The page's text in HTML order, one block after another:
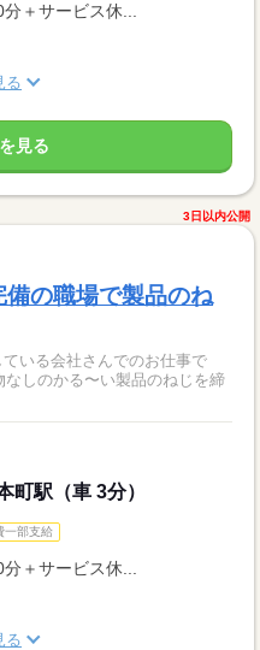
＋サービス休...
る
見る
3日以内公開
備の職場で製品のね
ている会社さんでのお仕事で
町駅（車 3分）
一部支給
＋サービス休...
る